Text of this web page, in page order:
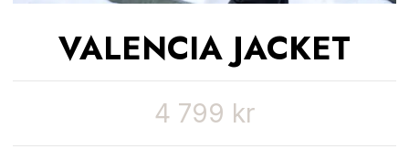
VALENCIA JACKET
4 799 kr